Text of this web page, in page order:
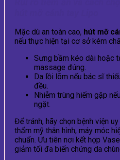
Mặc dù an toàn cao, hút mỡ
nếu thực hiện tại cơ sở kém
Sưng bầm kéo dài hoặc
massage đúng.
Da lồi lõm nếu bác sĩ
đều.
Nhiễm trùng hiếm gặp
ngặt.
Để tránh, hãy chọn bệnh viện
thẩm mỹ thân hình, máy móc
chuẩn. Ưu tiên nơi kết hợp
giảm tối đa biến chứng da